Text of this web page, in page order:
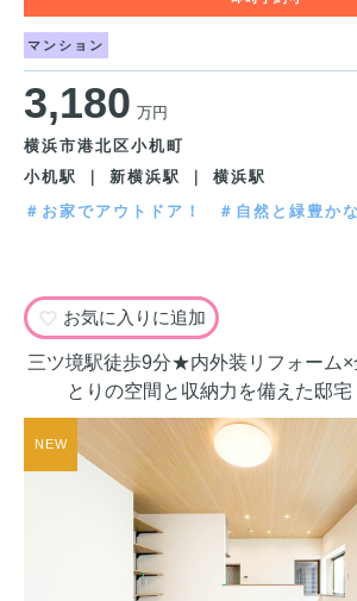
マンション
3,180 万円
横浜市港北区小机町
小机駅 ｜ 新横浜駅 ｜ 横浜駅
＃お家でアウトドア！
＃自然と緑豊か
お気に入りに追加
三ツ境駅徒歩9分★内外装リフォーム
とりの空間と収納力を備えた邸宅